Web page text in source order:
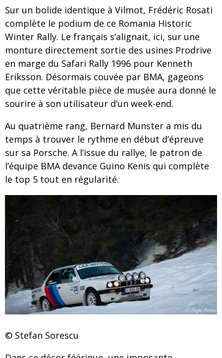
Sur un bolide identique à Vilmot, Frédéric Rosati
complète le podium de ce Romania Historic
Winter Rally. Le français s’alignait, ici, sur une
monture directement sortie des usines Prodrive
en marge du Safari Rally 1996 pour Kenneth
Eriksson. Désormais couvée par BMA, gageons
que cette véritable pièce de musée aura donné le
sourire à son utilisateur d’un week-end.
Au quatrième rang, Bernard Munster a mis du
temps à trouver le rythme en début d’épreuve
sur sa Porsche. A l’issue du rallye, le patron de
l’équipe BMA devance Guino Kenis qui complète
le top 5 tout en régularité.
© Stefan Sorescu